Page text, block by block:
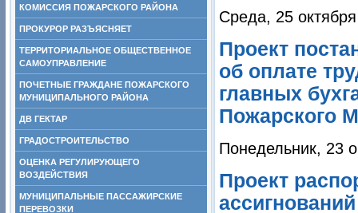
КОМИССИЯ ПОЖАРСКОГО РАЙОНА
ПРОКУРОР РАЗЪЯСНЯЕТ
ТЕРРИТОРИАЛЬНОЕ ОБЩЕСТВЕННОЕ
САМОУПРАВЛЕНИЕ
ПОЧЕТНЫЕ ГРАЖДАНЕ ПОЖАРСКОГО
МУНИЦИПАЛЬНОГО РАЙОНА
ДВ ГЕКТАР
ГРАДОСТРОИТЕЛЬСТВО
ОЦЕНКА РЕГУЛИРУЮЩЕГО
ВОЗДЕЙСТВИЯ
МУНИЦИПАЛЬНЫЕ ПАССАЖИРСКИЕ
ПЕРЕВОЗКИ
Среда, 25
Проект
об оплате
главных
Пожарского
Понедельник, 23
Проект